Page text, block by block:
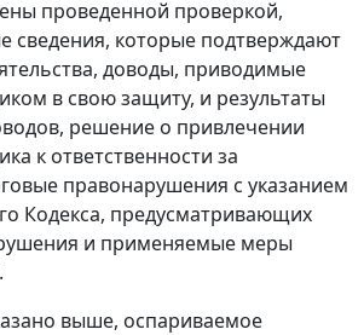
проведенной проверкой,
сведения, которые подтверждают
доводы, приводимые
в свою защиту, и результаты
решение о привлечении
к ответственности за
правонарушения с указанием
Кодекса, предусматривающих
и применяемые меры
выше, оспариваемое